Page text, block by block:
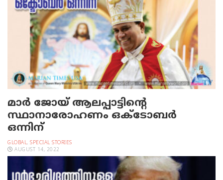
മാർ ജോയ് ആലപ്പാട്ടിന്റെ
സ്ഥാനാരോഹണം ഒക്ടോബർ
ഒന്നിന്
GLOBAL, SPECIAL STORIES
AUGUST 14, 2022